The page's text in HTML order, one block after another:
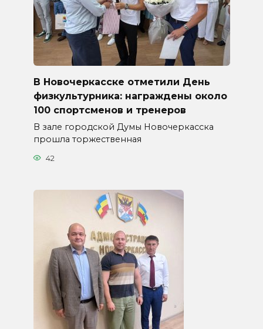
В Новочеркасске отметили День
физкультурника: награждены около
100 спортсменов и тренеров
В зале городской Думы Новочеркасска
прошла торжественная
42